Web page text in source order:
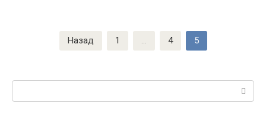
Назад 1 … 4 5
Поиск: